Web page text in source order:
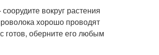
вокруг растения
хорошо проводят
готов, оберните его любым